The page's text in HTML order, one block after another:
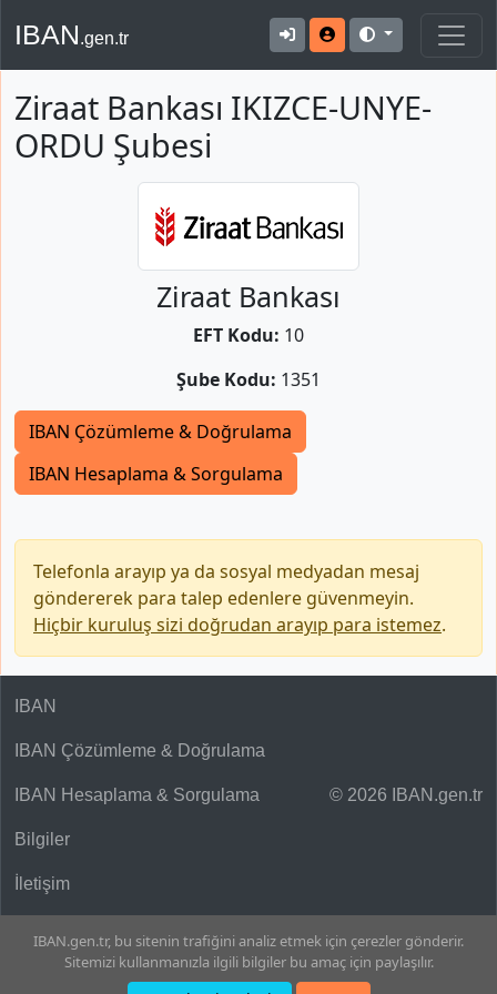
IBAN.gen.tr
Ziraat Bankası IKIZCE-UNYE-
ORDU Şubesi
Ziraat Bankası
EFT Kodu: 10
Şube Kodu: 1351
IBAN Çözümleme & Doğrulama
IBAN Hesaplama & Sorgulama
Telefonla arayıp ya da sosyal medyadan mesaj
göndererek para talep edenlere güvenmeyin.
Hiçbir kuruluş sizi doğrudan arayıp para istemez.
© 2026 IBAN.gen.tr
IBAN
IBAN Çözümleme & Doğrulama
IBAN Hesaplama & Sorgulama
Bilgiler
İletişim
IBAN.gen.tr, bu sitenin trafiğini analiz etmek için çerezler gönderir.
Sitemizi kullanmanızla ilgili bilgiler bu amaç için paylaşılır.